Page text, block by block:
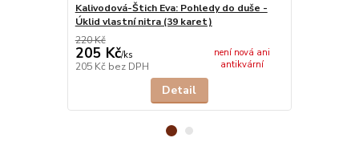
Kalivodová-Štich Eva: Pohledy do duše -
Úklid vlastní nitra (39 karet)
220 Kč
205 Kč/ks
205 Kč bez DPH
není nová ani
antikvární
Detail